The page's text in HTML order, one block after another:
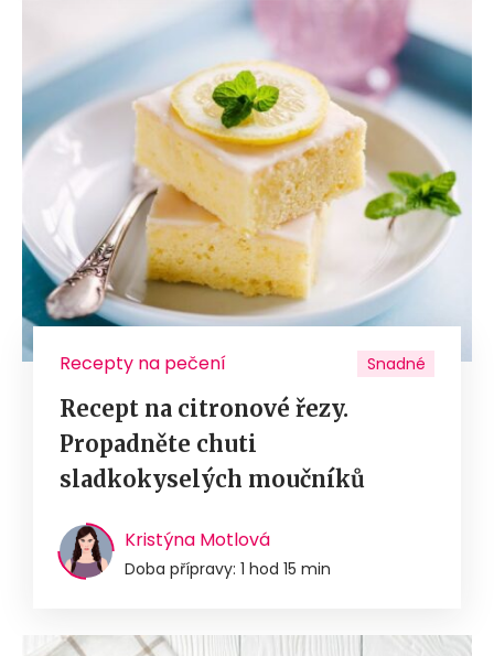
Recepty na pečení Snadné
Recept na citronové řezy.
Propadněte chuti
sladkokyselých moučníků
Kristýna Motlová
Doba přípravy: 1 hod 15 min